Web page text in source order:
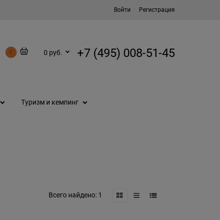
Войти Регистрация
0 0 руб. +7 (495) 008-51-45
Туризм и кемпинг
Всего найдено: 1